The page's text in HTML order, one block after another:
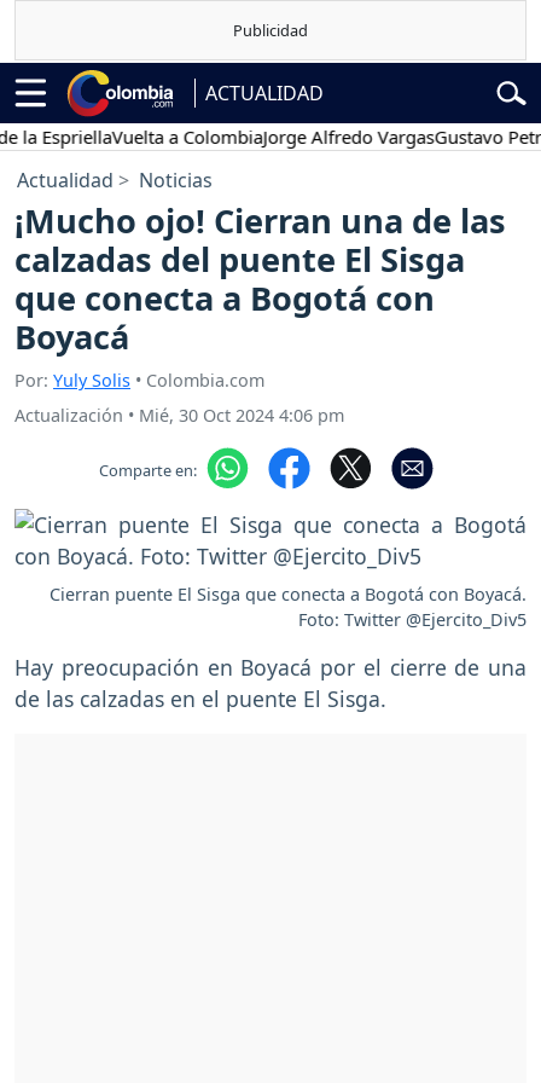
ACTUALIDAD
Vuelta a ColombiaJorge Alfredo VargasGustavo Petro
Actualidad Noticias
¡Mucho ojo! Cierran una de las
calzadas del puente El Sisga
que conecta a Bogotá con
Boyacá
Por: Yuly Solis • Colombia.com
Actualización • Mié, 30 Oct 2024 4:06 pm
Comparte en:
Cierran puente El Sisga que conecta a Bogotá con Boyacá.
Foto: Twitter @Ejercito_Div5
Hay preocupación en Boyacá por el cierre de una
de las calzadas en el puente El Sisga.